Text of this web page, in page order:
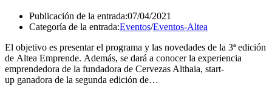
Publicación de la entrada:07/04/2021
Categoría de la entrada:Eventos/Eventos-Altea
El objetivo es presentar el programa y las novedades de la 3ª edición
de Altea Emprende. Además, se dará a conocer la experiencia
emprendedora de la fundadora de Cervezas Althaia, start-
up ganadora de la segunda edición de…